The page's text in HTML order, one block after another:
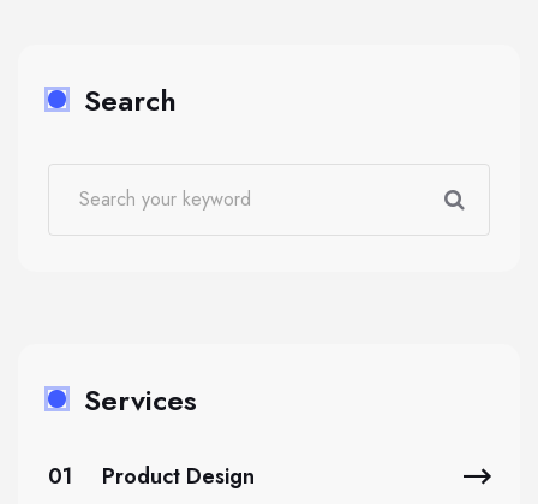
Search
Services
01
Product Design